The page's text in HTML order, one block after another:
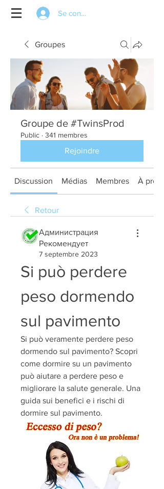
Se connecter
Groupes
Groupe de #TwinsProd
Public · 341 membres
Rejoindre
Discussion Médias Membres À
Retour
Администрация
Рекомендует
7 septembre 2023
Si può perdere
peso dormendo
sul pavimento
Si può veramente perdere peso
dormendo sul pavimento? Scopri
come dormire su un pavimento
può aiutare a perdere peso e
migliorare la salute generale. Una
guida sui benefici e i rischi di
dormire sul pavimento.